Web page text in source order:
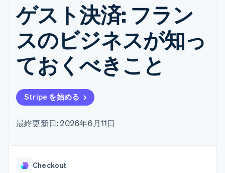
オンライン決
済
Managed
Payments
マーチャント
オブレコード
ソリューショ
ン
Payment links
不要の決済ペ
ージ
Checkout
構築済み決済
UI
Elements
ポーネント
125 以上の決
経常収益
Metronome
従量課金
サブスクリ
プション
サブスクリ
プションの
Invoicing
1 回限りまた
は継続
VAT の自動
Recognition
Global
Payouts
第三者
への入
金
ユースケース別
エージェンティックコマ
ース
E コマース / ECサイト
埋込型金融
請求・財務関連
グローバルビジネス
マーケットプレイス
ライブラリと SDK
Stripe Apps
ガイド
オンライン決済を受け付
け
構築済みの決済を実装
プラットフォームまたは
築する
ガイド
サポート
サポートに問い合わせる
管理サポートプラン
プロフェッショナルサー
ビス
ゲスト決済: フラン
スのビジネスが知っ
ておくべきこと
Stripe を始める
最終更新日: 2026年6月11日
Checkout